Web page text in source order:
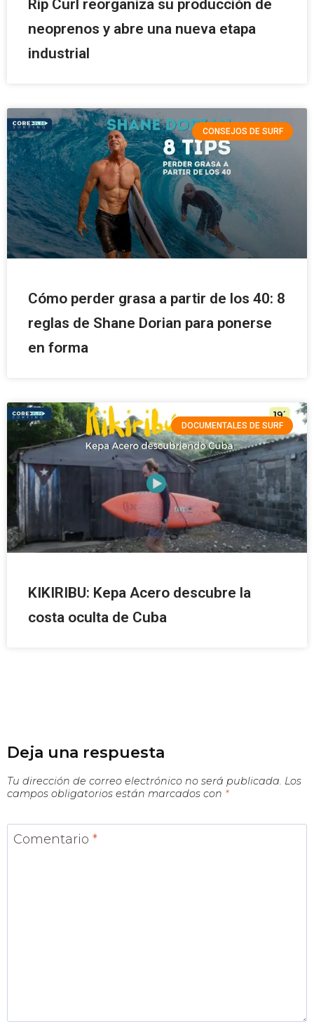
Rip Curl reorganiza su producción de
neoprenos y abre una nueva etapa
industrial
CONSEJOS DE SURF
Cómo perder grasa a partir de los 40: 8
reglas de Shane Dorian para ponerse
en forma
DOCUMENTALES DE SURF
KIKIRIBU: Kepa Acero descubre la
costa oculta de Cuba
Deja una respuesta
Tu dirección de correo electrónico no será publicada. Los
campos obligatorios están marcados con *
Comentario *